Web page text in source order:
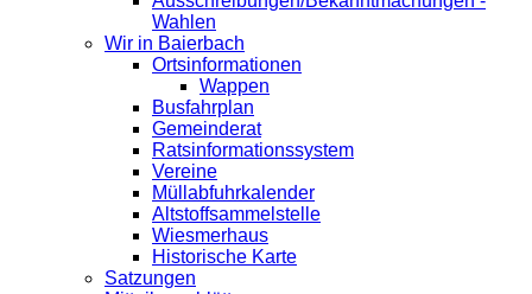
Wahlen
Wir in Baierbach
Ortsinformationen
Wappen
Busfahrplan
Gemeinderat
Ratsinformationssystem
Vereine
Müllabfuhrkalender
Altstoffsammelstelle
Wiesmerhaus
Historische Karte
Satzungen